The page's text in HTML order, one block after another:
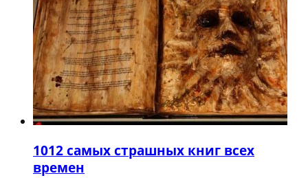
1012 самых страшных книг всех
времен